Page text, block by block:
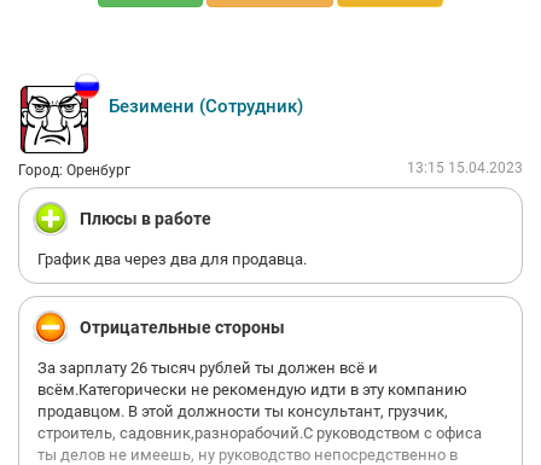
Безимени (Сотрудник)
Город: Оренбург 13:15 15.04.2023
Плюсы в работе
График два через два для продавца.
Отрицательные стороны
За зарплату 26 тысяч рублей ты должен всё и
всём.Категорически не рекомендую идти в эту компанию
продавцом. В этой должности ты консультант, грузчик,
строитель, садовник,разнорабочий.С руководством с офиса
ты делов не имеешь, ну руководство непосредственно в